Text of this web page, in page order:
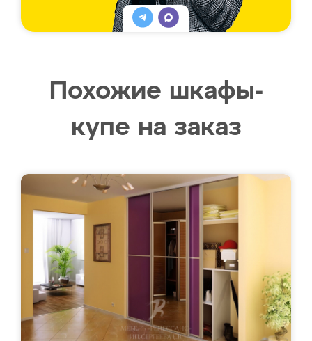
Похожие шкафы-
купе на заказ